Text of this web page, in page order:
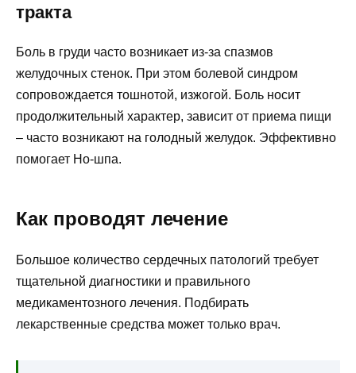
тракта
Боль в груди часто возникает из-за спазмов
желудочных стенок. При этом болевой синдром
сопровождается тошнотой, изжогой. Боль носит
продолжительный характер, зависит от приема пищи
– часто возникают на голодный желудок. Эффективно
помогает Но-шпа.
Как проводят лечение
Большое количество сердечных патологий требует
тщательной диагностики и правильного
медикаментозного лечения. Подбирать
лекарственные средства может только врач.